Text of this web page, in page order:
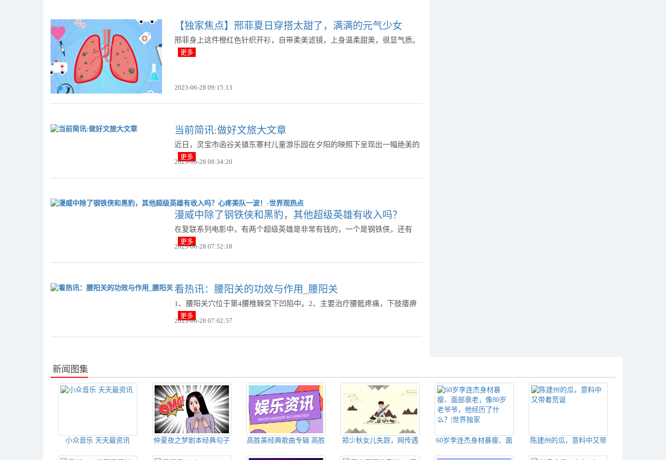
【独家焦点】邢菲夏日穿搭太甜了，满满的元气少女
邢菲身上这件橙红色针织开衫，自带柔美滤镜，上身温柔甜美，很显气质。
更多
2023-06-28 09:15:13
当前简讯:做好文旅大文章
近日，灵宝市函谷关镇东寨村儿童游乐园在夕阳的映照下呈现出一幅绝美的
更多
2023-06-28 08:34:20
漫威中除了钢铁侠和黑豹，其他超级英雄有收入吗？
在复联系列电影中，有两个超级英雄是非常有钱的，一个是钢铁侠，还有
更多
2023-06-28 07:52:18
看热讯：腰阳关的功效与作用_腰阳关
1、腰阳关穴位于第4腰椎棘突下凹陷中。2、主要治疗腰骶疼痛，下肢痿痹
更多
2023-06-28 07:02:57
新闻图集
小众音乐 天天最资讯
仲夏夜之梦剧本经典句子
高胜美经典歌曲专辑 高胜
郑少秋女儿失踪，网传遇
60岁李连杰身材暴瘦、面
陈建州的瓜，意料中又带